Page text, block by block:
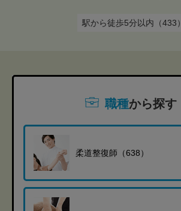
駅から徒歩5分以内（433）
職種から探す
柔道整復師（638）